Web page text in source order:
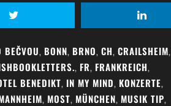
BEČVOU, BONN, BRNO, CH, CRAILSHEIM,
, FR, FRANKREICH,
BENEDIKT, IN MY MIND, KONZERTE,
, MOST, MÜNCHEN, MUSIK TIP,